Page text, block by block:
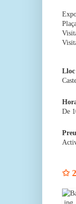
Lloc
De
Preu
✩